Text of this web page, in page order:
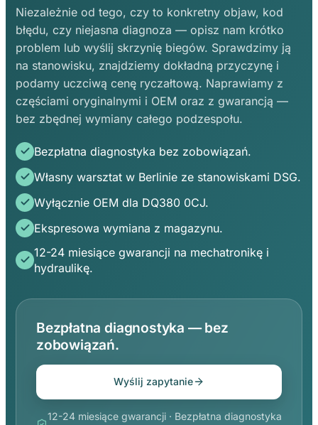
Niezależnie od tego, czy to konkretny objaw, kod
błędu, czy niejasna diagnoza — opisz nam krótko
problem lub wyślij skrzynię biegów. Sprawdzimy ją
na stanowisku, znajdziemy dokładną przyczynę i
podamy uczciwą cenę ryczałtową. Naprawiamy z
częściami oryginalnymi i OEM oraz z gwarancją —
bez zbędnej wymiany całego podzespołu.
Bezpłatna diagnostyka bez zobowiązań.
Własny warsztat w Berlinie ze stanowiskami DSG.
Wyłącznie OEM dla DQ380 0CJ.
Ekspresowa wymiana z magazynu.
12-24 miesiące gwarancji na mechatronikę i
hydraulikę.
Bezpłatna diagnostyka — bez
zobowiązań.
Wyślij zapytanie
12-24 miesiące gwarancji · Bezpłatna diagnostyka